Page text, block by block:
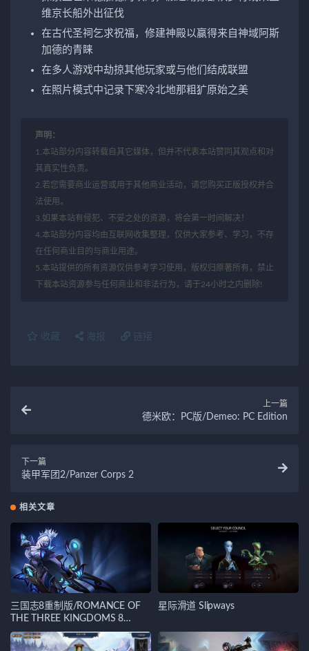
维京长船外出征伐
在古代圣祠乞求祝福，修建神殿以赢得来自神域阿斯
加德的青睐
在多人游戏中劫掠其他玩家或与他们结成联盟
在照片模式中记录下寒冷北地那粗犷原始之美
声明：
1.本站部分内容转载自其它媒体，但并不代表本站赞同其观点和对
其真实性负责。
2.若您需要商业运营或用于其他商业活动，请您购买正版授权并合
法使用。
3.如果本站有侵犯、不妥之处的资源，将会第一时间解决！
4.本站部分内容均由互联网收集整理，仅供大家参考、学习，不存
在任何商业目的与商业用途。
5.本站提供的所有资源仅供参考学习使用，版权归原著所有，禁止
下载本站资源参与任何商业和非法行为，请于24小时之内删除!
收藏 海报 链接
上一篇
德米欧：PC版/Demeo: PC Edition
下一篇
装甲军团2/Panzer Corps 2
相关文章
三国志8重制版/ROMANCE OF
THE THREE KINGDOMS 8
REMAKE
星际滑道 Slipways